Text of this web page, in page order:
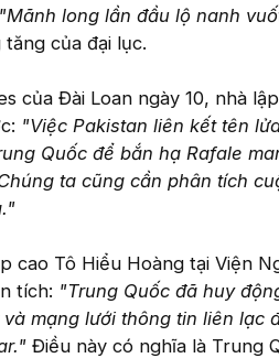
"Mãnh long lần đầu lộ nanh
của đại lục.
của Đài Loan ngày 10, nhà
"Việc Pakistan liên kết tên
Quốc để bắn hạ Rafale
ta cũng cần phân tích
cao Tô Hiểu Hoàng tại Viện
tích: "Trung Quốc đã huy
mạng lưới thông tin liên lạc
Điều này có nghĩa là Trung